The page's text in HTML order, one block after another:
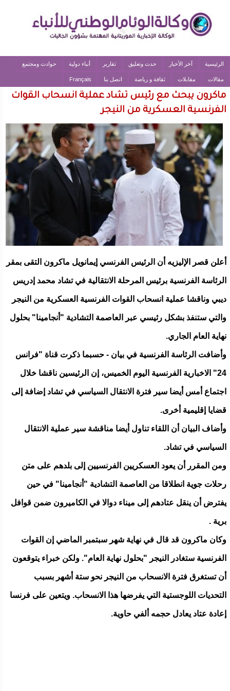
الرئيسية آخر الأخبار حدث وتعليق تقارير أنباء دولية حوادث ومجتمع
مقالات مقابلات ثقافة و رياضة اتصل بنا Français
ماكرون يبحث مع رئيس تشاد عملية انسحاب القوات
الفرنسية العسكرية من النيجر
أعلن قصر الإليزيه أن الرئيس الفرنسي إيمانويل ماكرون التقى بمقر
الرئاسة الفرنسية برئيس المرحلة الانتقالية في تشاد محمد إدريس
ديبي وناقشا عملية انسحاب القوات الفرنسية العسكرية من النيجر
والتي ستنفذ بشكل رئيسي عبر العاصمة التشادية "أنجامينا" بحلول
نهاية العام الجاري.
وأضافت الرئاسة الفرنسية في بيان - حسبما ذكرت قناة "فرانس
24" الاخبارية الفرنسية اليوم الخميس، إن الرئيسين ناقشا خلال
اجتماع أمس أيضا سير فترة الانتقال السياسي في تشاد إضافة إلى
قضايا إقليمية أخرى.
وأضاف البيان أن اللقاء تناول أيضا مناقشة سير عملية الانتقال
السياسي في تشاد.
ومن المقرر أن يعود العسكريين الفرنسيين إلى بلدهم على متن
رحلات جوية انطلاقا من العاصمة التشادية "أنجامينا" في حين
يفترض أن ينقل عتادهم إلى ميناء دوالا في الكاميرون ضمن قوافل
برية .
وكان ماكرون قد قال في نهاية شهر سبتمبر الماضي إن القوات
الفرنسية ستغادر النيجر "بحلول نهاية العام". ولكن خبراء يتوقعون
أن تستغرق فترة الانسحاب من النيجر نحو ستة أشهر بسبب
التحديات اللوجستية التي يفرضها هذا الانسحاب. ويتعين على فرنسا
إعادة عتاد يعادل حجمه ألفي حاوية.